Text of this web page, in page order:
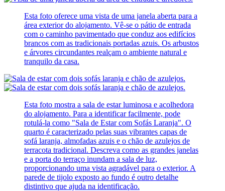
Esta foto oferece uma vista de uma janela aberta para a
área exterior do alojamento. Vê-se o pátio de entrada
com o caminho pavimentado que conduz aos edifícios
brancos com as tradicionais portadas azuis. Os arbustos
e árvores circundantes realçam o ambiente natural e
tranquilo da casa.
Esta foto mostra a sala de estar luminosa e acolhedora
do alojamento. Para a identificar facilmente, pode
rotulá-la como "Sala de Estar com Sofás Laranja". O
quarto é caracterizado pelas suas vibrantes capas de
sofá laranja, almofadas azuis e o chão de azulejos de
terracota tradicional. Descreva como as grandes janelas
e a porta do terraço inundam a sala de luz,
proporcionando uma vista agradável para o exterior. A
parede de tijolo exposto ao fundo é outro detalhe
distintivo que ajuda na identificação.